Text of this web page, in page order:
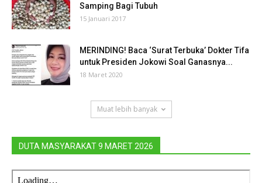
Samping Bagi Tubuh
15 Januari 2017
MERINDING! Baca ‘Surat Terbuka’ Dokter Tifa
untuk Presiden Jokowi Soal Ganasnya...
18 Maret 2020
Muat lebih banyak
DUTA MASYARAKAT 9 MARET 2026